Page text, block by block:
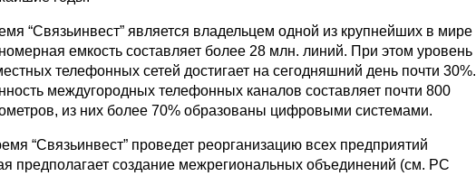
“Связьинвест” является владельцем одной из крупнейших в мире
емкость составляет более 28 млн. линий. При этом уровень
телефонных сетей достигает на сегодняшний день почти 30%.
междугородных телефонных каналов составляет почти 800
из них более 70% образованы цифровыми системами.
“Связьинвест” проведет реорганизацию всех предприятий
предполагает создание межрегиональных объединений (см. PC